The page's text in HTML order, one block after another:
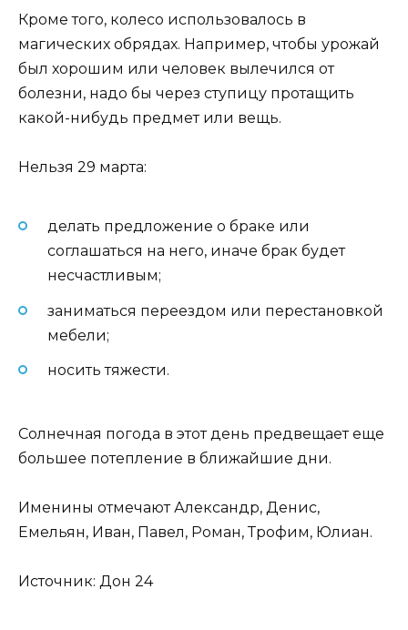
Кроме того, колесо использовалось в
магических обрядах. Например, чтобы урожай
был хорошим или человек вылечился от
болезни, надо бы через ступицу протащить
какой-нибудь предмет или вещь.
Нельзя 29 марта:
делать предложение о браке или
соглашаться на него, иначе брак будет
несчастливым;
заниматься переездом или перестановкой
мебели;
носить тяжести.
Солнечная погода в этот день предвещает еще
большее потепление в ближайшие дни.
Именины отмечают Александр, Денис,
Емельян, Иван, Павел, Роман, Трофим, Юлиан.
Источник: Дон 24